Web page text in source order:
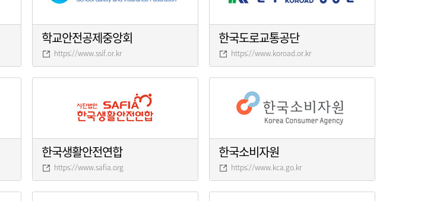
학교안전공제중앙회
https://www.ssif.or.kr
한국도로교통공단
https://www.koroad.or.kr
한국생활안전연합
https://www.safia.org
한국소비자원
https://www.kca.go.kr